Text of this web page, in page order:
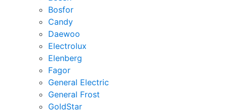
Bosfor
Candy
Daewoo
Electrolux
Elenberg
Fagor
General Electric
General Frost
GoldStar